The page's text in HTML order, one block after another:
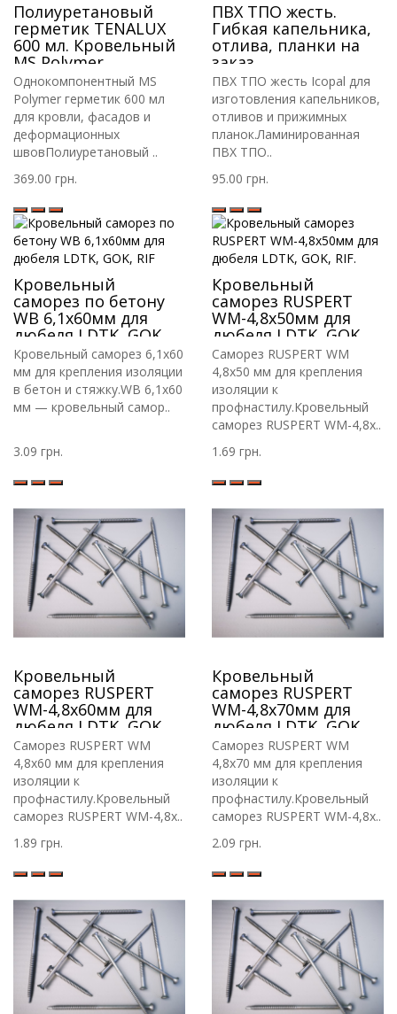
Полиуретановый
герметик TENALUX
600 мл. Кровельный
MS Polymer
Однокомпонентный MS
Polymer герметик 600 мл
для кровли, фасадов и
деформационных
швовПолиуретановый ..
369.00 грн.
ПВХ ТПО жесть.
Гибкая капельника,
отлива, планки на
заказ
ПВХ ТПО жесть Icopal для
изготовления капельников,
отливов и прижимных
планок.Ламинированная
ПВХ ТПО..
95.00 грн.
Кровельный
саморез по бетону
WB 6,1х60мм для
дюбеля LDTK, GOK,
RIF
Кровельный саморез 6,1х60
мм для крепления изоляции
в бетон и стяжку.WB 6,1х60
мм — кровельный самор..
3.09 грн.
Кровельный
саморез RUSPERT
WM-4,8х50мм для
дюбеля LDTK, GOK,
RIF.
Саморез RUSPERT WM
4,8х50 мм для крепления
изоляции к
профнастилу.Кровельный
саморез RUSPERT WM-4,8х..
1.69 грн.
Кровельный
саморез RUSPERT
WM-4,8х60мм для
дюбеля LDTK, GOK,
RIF
Саморез RUSPERT WM
4,8х60 мм для крепления
изоляции к
профнастилу.Кровельный
саморез RUSPERT WM-4,8х..
1.89 грн.
Кровельный
саморез RUSPERT
WM-4,8х70мм для
дюбеля LDTK, GOK,
RIF.
Саморез RUSPERT WM
4,8х70 мм для крепления
изоляции к
профнастилу.Кровельный
саморез RUSPERT WM-4,8х..
2.09 грн.